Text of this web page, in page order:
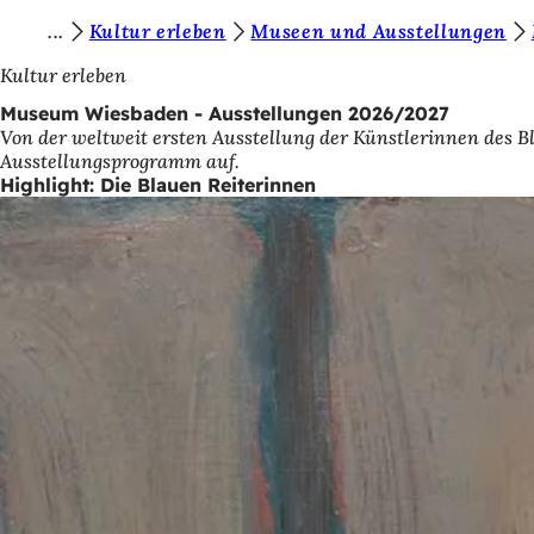
Inhalt anspringen
i
e
b
e
f
n
s
i
c
Kultur erleben Museen und Ausstellungen
Kultur erleben
Museum Wiesbaden - Ausstellungen 2026/2027
Von der weltweit ersten Ausstellung der Künstlerinnen des
Ausstellungsprogramm auf.
Highlight: Die Blauen Reiterinnen